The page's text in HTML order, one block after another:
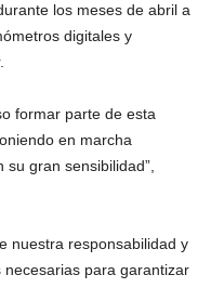
los meses de abril a
digitales y
formar parte de esta
en marcha
su gran sensibilidad”,
nuestra responsabilidad y
para garantizar